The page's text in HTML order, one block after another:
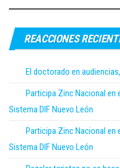
REACCIONES
El doctorado en
Participa Zinc Nacional en
Sistema DIF Nuevo León
Participa Zinc Nacional en
Sistema DIF Nuevo León